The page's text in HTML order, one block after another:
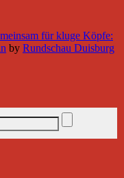
für kluge Köpfe:
by Rundschau Duisburg